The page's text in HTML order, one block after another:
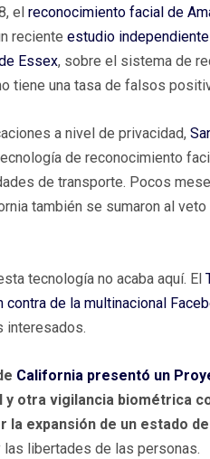
el reconocimiento facial de
reciente estudio
Essex, sobre el sistema de
tiene una tasa de falsos
a nivel de privacidad,
de reconocimiento
de transporte. Pocos
también se sumaron al
tecnología no acaba aquí. El
de la multinacional
interesados.
California presentó un
otra vigilancia biométrica
la expansión de un estado
libertades de las personas.